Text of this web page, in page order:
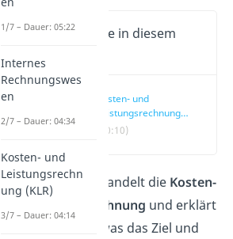
Wichtige Inhalte in diesem
Kosten- und
Leistungsrechnung
einfach erklärt
(00:10)
Dieser Artikel behandelt die Kosten-
und Leistungsrechnung und erklärt
dir ganz einfach was das Ziel und
1/7 – Dauer: 05:22
Internes
Rechnungswes
en
2/7 – Dauer: 04:34
Kosten- und
Leistungsrechn
ung (KLR)
3/7 – Dauer: 04:14